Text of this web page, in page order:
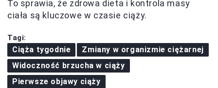
To sprawia, że zdrowa dieta i kontrola masy
ciała są kluczowe w czasie ciąży.
Tagi:
Ciąża tygodnie
Zmiany w organizmie ciężarnej
Widoczność brzucha w ciąży
Pierwsze objawy ciąży